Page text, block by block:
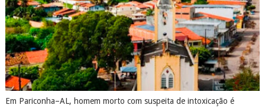
Em Pariconha–AL, homem morto com suspeita de intoxicação é